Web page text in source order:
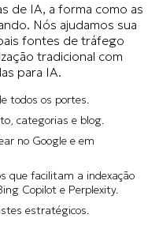
de IA, a forma como as
Nós ajudamos sua
fontes de tráfego
tradicional com
para IA.
todos os portes.
categorias e blog.
no Google e em
que facilitam a indexação
Copilot e Perplexity.
estratégicos.